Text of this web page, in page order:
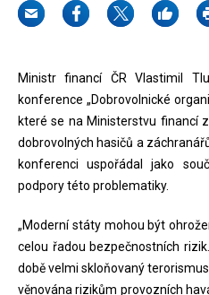
Ministr financí ČR Vlastimil
konference „Dobrovolnické
které se na Ministerstvu financí
dobrovolných hasičů a
konferenci uspořádal jako
podpory této problematiky.
„Moderní státy mohou být
celou řadou bezpečnostních
době velmi skloňovaný
věnována rizikům provozních